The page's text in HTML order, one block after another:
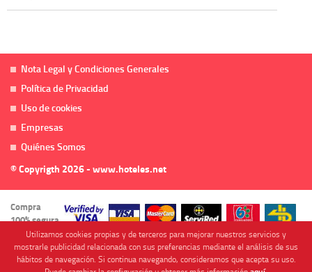
Nota Legal y Condiciones Generales
Política de Privacidad
Uso de cookies
Empresas
Quiénes Somos
© Copyrigth 2026 - www.hoteles.net
Compra
100% segura
Utilizamos cookies propias y de terceros para mejorar nuestros servicios y
mostrarle publicidad relacionada con sus preferencias mediante el análisis de sus
hábitos de navegación. Si continua navegando, consideramos que acepta su uso.